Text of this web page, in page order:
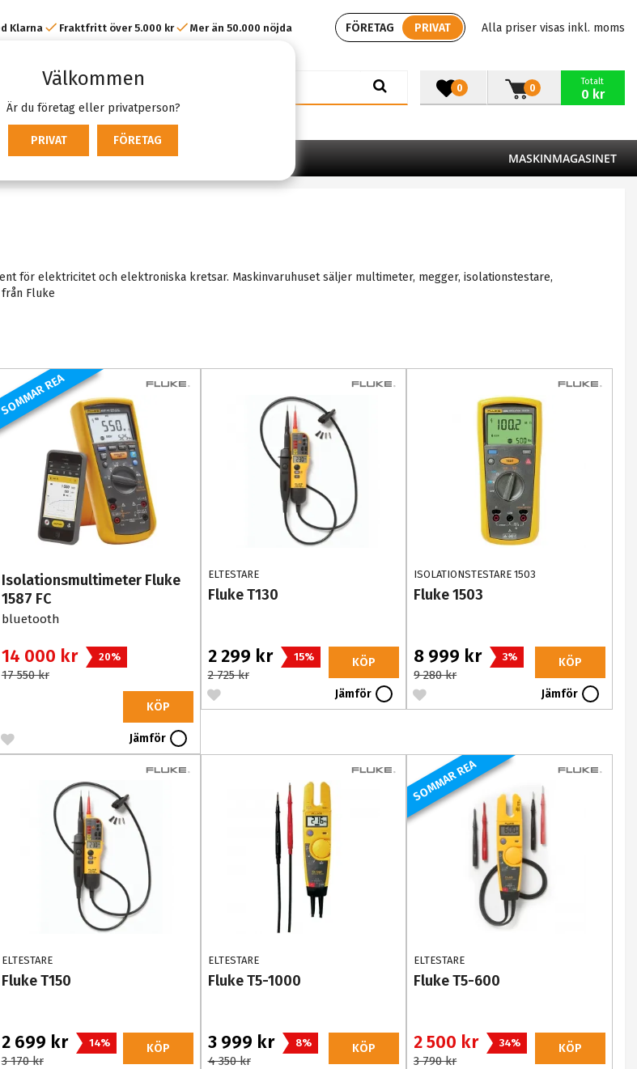
Välkommen
Är du företag eller privatperson?
PRIVAT FÖRETAG
FÖRETAG PRIVAT Alla priser visas inkl. moms
Klarna Fraktfritt över 5.000 kr Mer än 50.000 nöjda
0
Totalt
0 kr
0
MASKINMAGASINET
för elektricitet och elektroniska kretsar. Maskinvaruhuset säljer multimeter, megger, isolationstestare,
Fluke
REA
Isolationsmultimeter Fluke
1587 FC
bluetooth
14 000 kr 20%
17 550 kr
KÖP
Jämför
ELTESTARE
Fluke T130
2 299 kr 15%
2 725 kr
KÖP
Jämför
ISOLATIONSTESTARE 1503
Fluke 1503
8 999 kr 3%
9 280 kr
KÖP
Jämför
ELTESTARE
Fluke T150
2 699 kr 14%
3 170 kr
KÖP
ELTESTARE
Fluke T5-1000
3 999 kr 8%
4 350 kr
KÖP
SOMMAR REA
ELTESTARE
Fluke T5-600
2 500 kr 34%
3 790 kr
KÖP